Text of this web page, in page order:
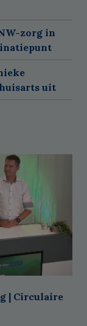
zorg in
uit
| Circulaire